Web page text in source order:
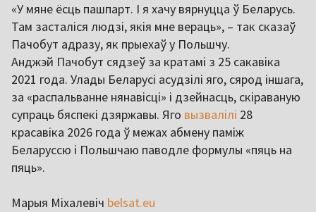
«У мяне ёсць пашпарт. І я хачу вярнуцца ў Беларусь.
Там засталіся людзі, якія мне вераць», – так сказаў
Пачобут адразу, як прыехаў у Польшчу.
Анджэй Пачобут сядзеў за кратамі з 25 сакавіка
2021 года. Улады Беларусі асудзілі яго, сярод іншага,
за «распальванне нянавісці» і дзейнасць, скіраваную
супраць бяспекі дзяржавы. Яго вызвалілі 28
красавіка 2026 года ў межах абмену паміж
Беларуссю і Польшчаю паводле формулы «пяць на
пяць».
Марыя Міхалевіч belsat.eu